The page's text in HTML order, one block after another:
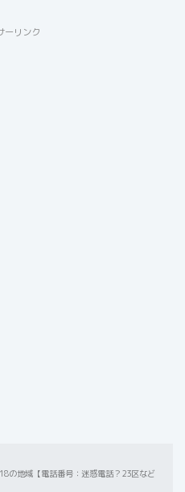
ーリンク
の地域【電話番号：迷惑電話？23区など